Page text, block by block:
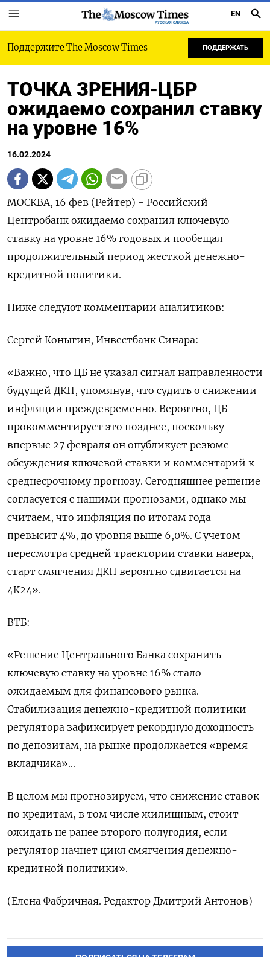
РУССКАЯ СЛУЖБА
EN
Поддержите The Moscow Times ПОДДЕРЖАТЬ
ТОЧКА ЗРЕНИЯ-ЦБР
ожидаемо сохранил ставку
на уровне 16%
16.02.2024
МОСКВА, 16 фев (Рейтер) - Российский
Центробанк ожидаемо сохранил ключевую
ставку на уровне 16% годовых и пообещал
продолжительный период жесткой денежно-
кредитной политики.
Ниже следуют комментарии аналитиков:
Сергей Коныгин, Инвестбанк Синара:
«Важно, что ЦБ не указал сигнал направленности
будущей ДКП, упомянув, что судить о снижении
инфляции преждевременно. Вероятно, ЦБ
прокомментирует это позднее, поскольку
впервые 27 февраля он опубликует резюме
обсуждения ключевой ставки и комментарий к
среднесрочному прогнозу. Сегодняшнее решение
согласуется с нашими прогнозами, однако мы
считаем, что инфляция по итогам года
превысит 4%, до уровня выше 6,0%. С учетом
пересмотра средней траектории ставки наверх,
старт смягчения ДКП вероятно сдвигается на
4К24».
ВТБ:
«Решение Центрального Банка сохранить
ключевую ставку на уровне 16% стало
ожидаемым для финансового рынка.
Стабилизация денежно-кредитной политики
регулятора зафиксирует рекордную доходность
по депозитам, на рынке продолжается «время
вкладчика»...
В целом мы прогнозируем, что снижение ставок
по кредитам, в том числе жилищным, стоит
ожидать не ранее второго полугодия, если
регулятор начнет цикл смягчения денежно-
кредитной политики».
(Елена Фабричная. Редактор Дмитрий Антонов)